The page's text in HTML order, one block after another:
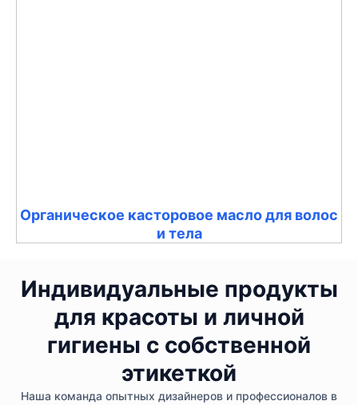
Органическое касторовое масло для волос
и тела
Индивидуальные продукты
для красоты и личной
гигиены с собственной
этикеткой
Наша команда опытных дизайнеров и профессионалов в